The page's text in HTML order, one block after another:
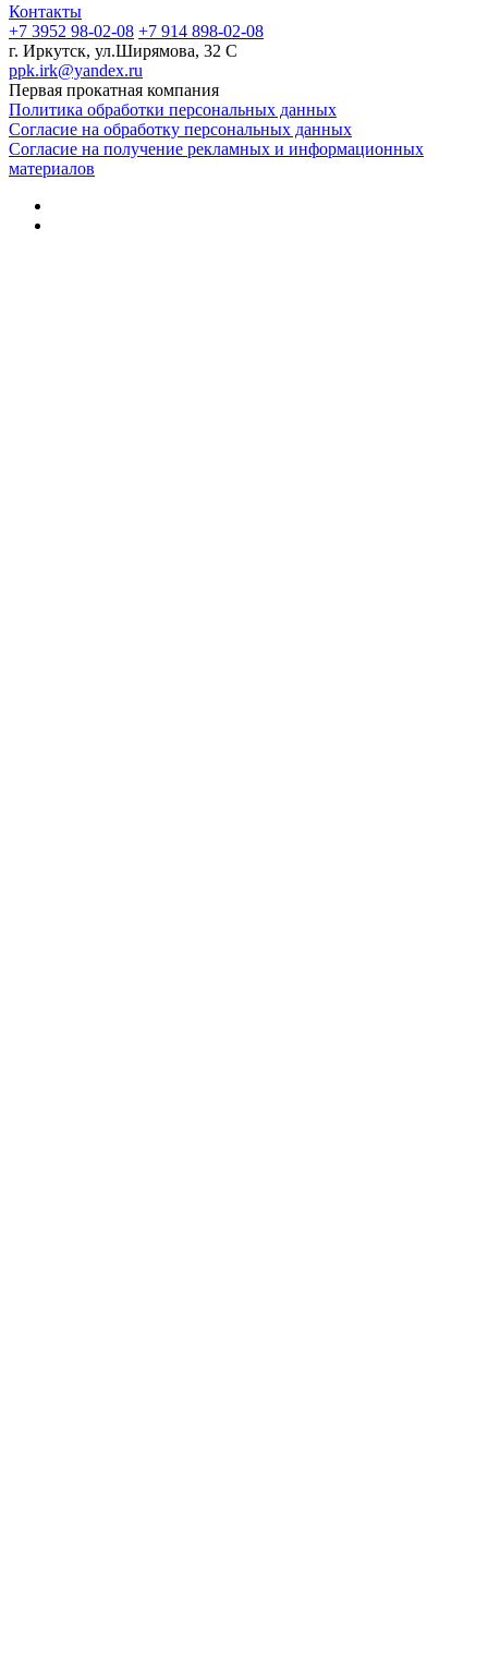
Контакты
+7 3952 98-02-08 +7 914 898-02-08
г. Иркутск, ул.Ширямова, 32 С
ppk.irk@yandex.ru
Первая прокатная компания
Политика обработки персональных данных
Согласие на обработку персональных данных
Согласие на получение рекламных и информационных
материалов